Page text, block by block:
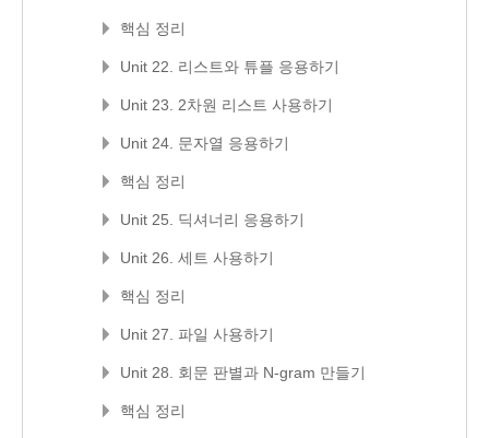
핵심 정리
Unit 22. 리스트와 튜플 응용하기
Unit 23. 2차원 리스트 사용하기
Unit 24. 문자열 응용하기
핵심 정리
Unit 25. 딕셔너리 응용하기
Unit 26. 세트 사용하기
핵심 정리
Unit 27. 파일 사용하기
Unit 28. 회문 판별과 N-gram 만들기
핵심 정리